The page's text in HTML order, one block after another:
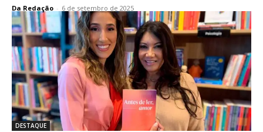
Da Redação - 6 de setembro de 2025
DESTAQUE